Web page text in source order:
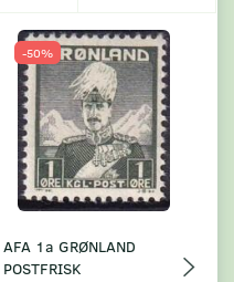
-50%
AFA 1a GRØNLAND
POSTFRISK